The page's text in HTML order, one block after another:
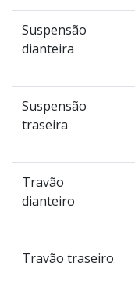
Suspensão
dianteira
Suspensão
traseira
Travão
dianteiro
Travão traseiro